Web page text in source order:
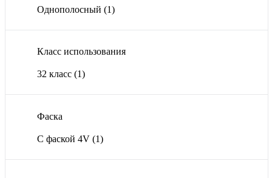
Однополосный (1)
Класс использования
32 класс (1)
Фаска
С фаской 4V (1)